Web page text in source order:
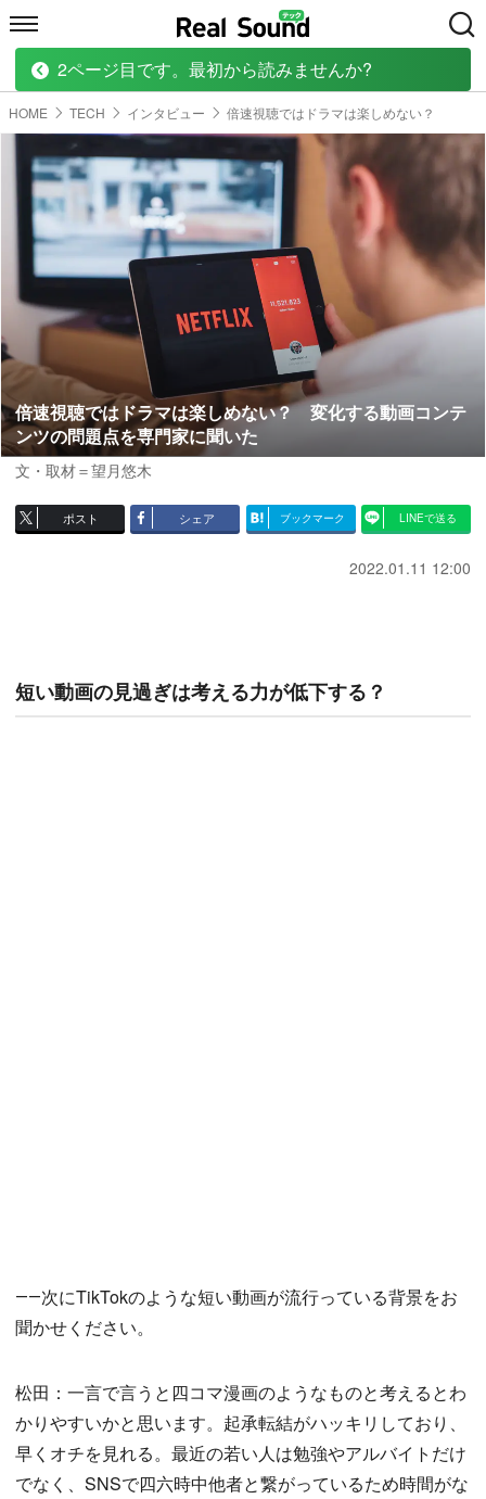
HOME MUSIC MOVIE TECH
HOME TECH インタビュー 倍速視聴ではドラマは楽しめない？
倍速視聴ではドラマは楽しめない？ 変化する動画コンテ
ンツの問題点を専門家に聞いた
文・取材＝望月悠木
ポスト シェア ブックマーク LINEで送る
2022.01.11 12:00
短い動画の見過ぎは考える力が低下する？
――次にTikTokのような短い動画が流行っている背景をお
聞かせください。
松田：一言で言うと四コマ漫画のようなものと考えるとわ
かりやすいかと思います。起承転結がハッキリしており、
早くオチを見れる。最近の若い人は勉強やアルバイトだけ
でなく、SNSで四六時中他者と繋がっているため時間がな
2ページ目です。最初から読みませんか?